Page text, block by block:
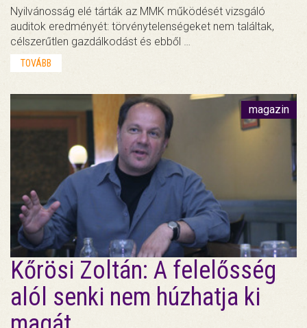
Nyilvánosság elé tárták az MMK működését vizsgáló
auditok eredményét: törvénytelenségeket nem találtak,
célszerűtlen gazdálkodást és ebből …
TOVÁBB
magazin
Kőrösi Zoltán: A felelősség
alól senki nem húzhatja ki